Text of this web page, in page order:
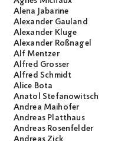
Alena Jabarine
Alexander Gauland
Alexander Kluge
Alexander Roßnagel
Alf Mentzer
Alfred Grosser
Alfred Schmidt
Alice Bota
Anatol Stefanowitsch
Andrea Maihofer
Andreas Platthaus
Andreas Rosenfelder